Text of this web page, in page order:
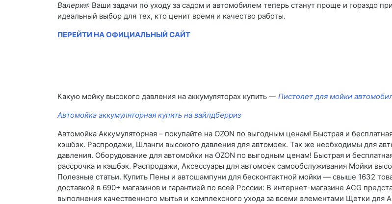
Валерия: Ваши задачи по уходу за садом и автомобилем теперь станут проще и гораздо
идеальный выбор для тех, кто ценит время и качество работы.
ПЕРЕЙТИ НА ОФИЦИАЛЬНЫЙ САЙТ
Какую мойку высокого давления на аккумуляторах купить — Пистолет для мойки
Автомойка аккумуляторная купить на вайлдберриз
Автомойка Аккумуляторная – покупайте на OZON по выгодным ценам! Быстрая и
кэшбэк. Распродажи, Шланги высокого давления для автомоек. Так же необходимы для
давления. Оборудование для автомойки на OZON по выгодным ценам! Быстрая и
рассрочка и кэшбэк. Распродажи, Аксессуары для автомоек самообслуживания Мойки
Полезные статьи. Купить Пены и автошампуни для бесконтактной мойки — свыше 1632
доставкой в 690+ магазинов и гарантией по всей России: В интернет-магазине AСG
выполнения качественного мытья и комплексного ухода за всеми элементами Щетки для